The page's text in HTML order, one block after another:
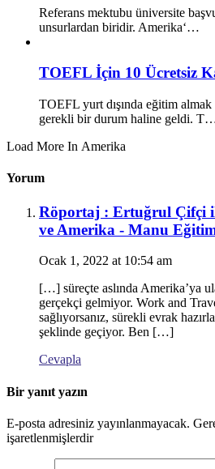
Referans mektubu üniversite
unsurlardan biridir. Amerika‘…
TOEFL İçin 10 Ücretsiz
TOEFL yurt dışında eğitim
gerekli bir durum haline geldi.
Load More In Amerika
Yorum
Röportaj : Ertuğrul Çifçi
ve Amerika - Manu
Ocak 1, 2022 at 10:54 am
[…] süreçte aslında Amerika’ya
gerçekçi gelmiyor. Work and
sağlıyorsanız, sürekli evrak
şeklinde geçiyor. Ben […]
Cevapla
Bir yanıt yazın
E-posta adresiniz yayınlanmayacak.
işaretlenmişlerdir